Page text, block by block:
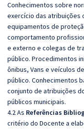
Conhecimentos sobre
exercício das atribuições
equipamentos de
comportamento
e externo e colegas de
público. Procedimentos
ônibus, Vans e veículos
público. Conhecimentos
conjunto de atribuições
públicos municipais.
4.2 As Referências
critério do Docente a